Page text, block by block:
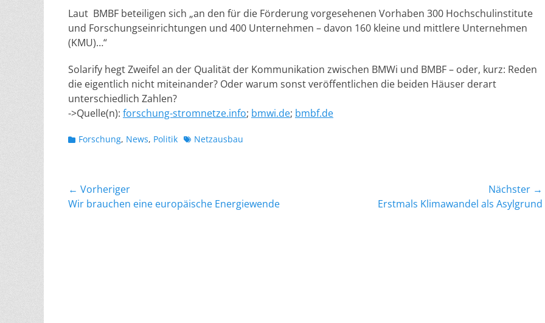
Laut BMBF beteiligen sich „an den für die Förderung vorgesehenen Vorhaben 300 Hochschulinstitute
und Forschungseinrichtungen und 400 Unternehmen – davon 160 kleine und mittlere Unternehmen
(KMU)…“
Solarify hegt Zweifel an der Qualität der Kommunikation zwischen BMWi und BMBF – oder, kurz: Reden
die eigentlich nicht miteinander? Oder warum sonst veröffentlichen die beiden Häuser derart
unterschiedlich Zahlen?
->Quelle(n): forschung-stromnetze.info; bmwi.de; bmbf.de
Kategorien
Forschung, News, Politik Schlagworte
Netzausbau
Beitragsnavigation
← Vorheriger
Vorheriger
Wir brauchen eine europäische Energiewende
Nächster →
Erstmals Klimawandel als Asylgrund